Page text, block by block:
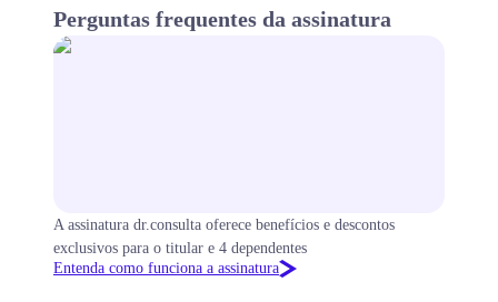
Perguntas frequentes da assinatura
A assinatura dr.consulta oferece benefícios e descontos
exclusivos para o titular e 4 dependentes
Entenda como funciona a assinatura